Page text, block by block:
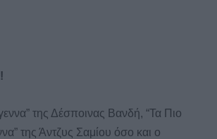
της Δέσποινας Βανδή, “Τα Πιο
της Άντζυς Σαμίου όσο και ο